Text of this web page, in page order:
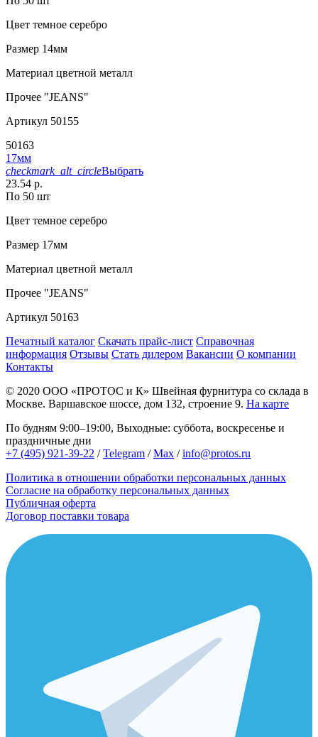
Цвет темное серебро
Размер 14мм
Материал цветной металл
Прочее "JEANS"
Артикул 50155
50163
17мм
checkmark_alt_circleВыбрать
23.54 р.
По 50 шт
Цвет темное серебро
Размер 17мм
Материал цветной металл
Прочее "JEANS"
Артикул 50163
Печатный каталог Скачать прайс-лист Справочная
информация Отзывы Стать дилером Вакансии О компании
Контакты
© 2020 ООО «ПРОТОС и К» Швейная фурнитура со склада в
Москве. Варшавское шоссе, дом 132, строение 9. На карте
По будням 9:00–19:00, Выходные: суббота, воскресенье и
праздничные дни
+7 (495) 921-39-22 /Telegram /Max /info@protos.ru
Политика в отношении обработки персональных данных
Согласие на обработку персональных данных
Публичная оферта
Договор поставки товара